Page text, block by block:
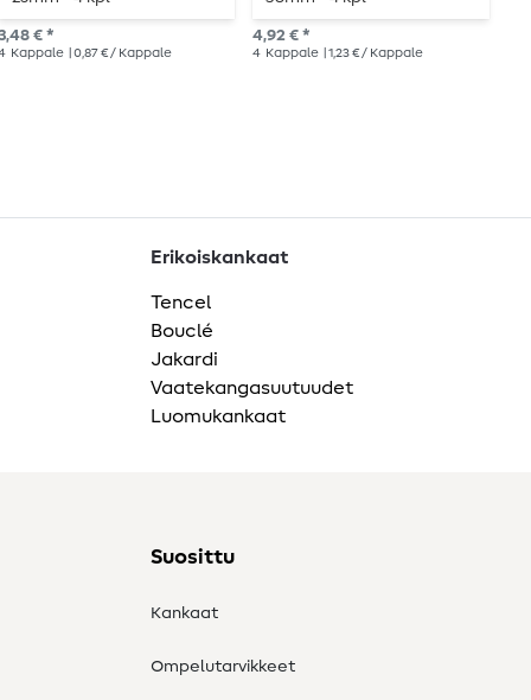
€ *
Kappale | 0,87 € / Kappale
4,92 € *
4 Kappale | 1,23 € / Kappale
Erikoiskankaat
Tencel
Bouclé
Jakardi
Vaatekangasuutuudet
Luomukankaat
Suosittu
Kankaat
Ompelutarvikkeet